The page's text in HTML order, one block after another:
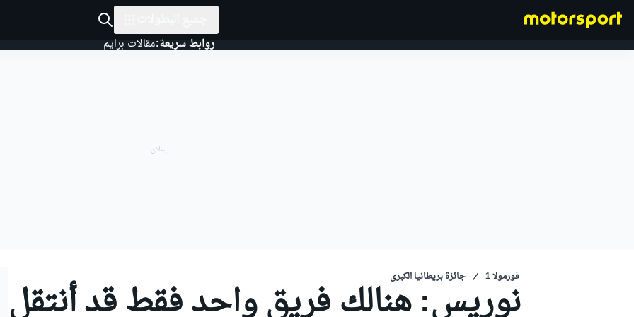
روابط سريعة:مقالات برايم
فورمولا 1 جائزة بريطانيا الكبرى
نوريس: هنالك فريق واحد فقط قد أنتقل